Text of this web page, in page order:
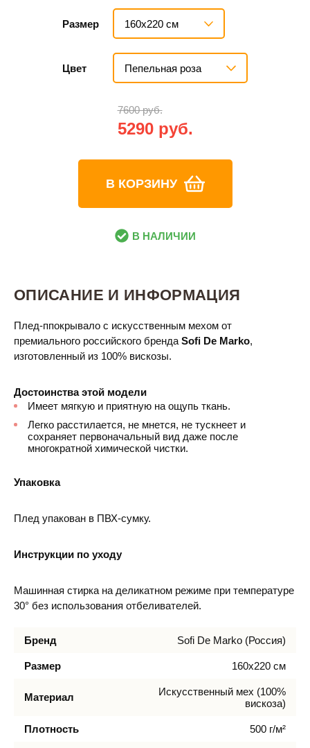
Размер 160х220 см
Цвет Пепельная роза
7600 руб.
5290 руб.
В КОРЗИНУ
В НАЛИЧИИ
ОПИСАНИЕ И ИНФОРМАЦИЯ
Плед-ппокрывало с искусственным мехом от
премиального российского бренда Sofi De Marko,
изготовленный из 100% вискозы.
Достоинства этой модели
Имеет мягкую и приятную на ощупь ткань.
Легко расстилается, не мнется, не тускнеет и
сохраняет первоначальный вид даже после
многократной химической чистки.
Упаковка
Плед упакован в ПВХ-сумку.
Инструкции по уходу
Машинная стирка на деликатном режиме при температуре
30° без использования отбеливателей.
Бренд Sofi De Marko (Россия)
Размер 160х220 см
Материал
Искусcтвенный мех (100%
вискоза)
Плотность 500 г/м²